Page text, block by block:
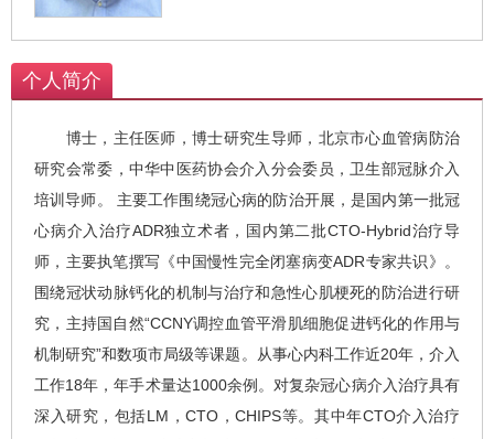
个人简介
博士，主任医师，博士研究生导师，北京市心血管病防治
研究会常委，中华中医药协会介入分会委员，卫生部冠脉介入
培训导师。 主要工作围绕冠心病的防治开展，是国内第一批冠
心病介入治疗ADR独立术者，国内第二批CTO-Hybrid治疗导
师，主要执笔撰写《中国慢性完全闭塞病变ADR专家共识》。
围绕冠状动脉钙化的机制与治疗和急性心肌梗死的防治进行研
究，主持国自然“CCNY调控血管平滑肌细胞促进钙化的作用与
机制研究”和数项市局级等课题。从事心内科工作近20年，介入
工作18年，年手术量达1000余例。对复杂冠心病介入治疗具有
深入研究，包括LM，CTO，CHIPS等。其中年CTO介入治疗